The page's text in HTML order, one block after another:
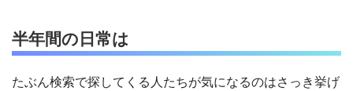
半年間の日常は
たぶん検索で探してくる人たちが気になるのはさっき挙げ